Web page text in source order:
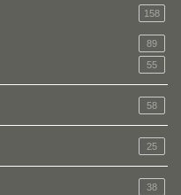
158
89
55
58
25
38